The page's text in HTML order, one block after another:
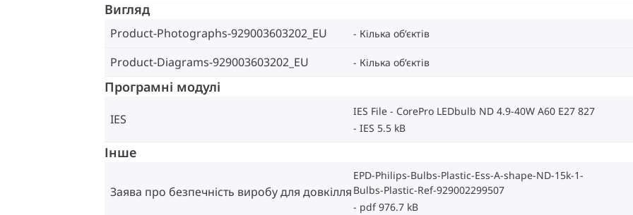
Вигляд
Product-Photographs-929003603202_EU Кілька об‘єктів
Product-Diagrams-929003603202_EU
Кілька об‘єктів
Програмні модулі
IES
IES File - CorePro LEDbulb ND 4.9-40W A60 E27 827
IES 5.5 kB
Інше
Заява про безпечність виробу для довкілля
EPD-Philips-Bulbs-Plastic-Ess-A-shape-ND-15k-1-
Bulbs-Plastic-Ref-929002299507
pdf 976.7 kB